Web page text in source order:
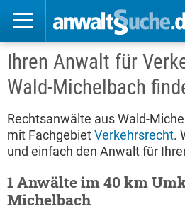
Ihren Anwalt für
Wald-Michelbach
Rechtsanwälte aus Wald-
mit FachgebietVerkehrsrecht.
und einfach den Anwalt für
1 Anwälte im 40 km
Michelbach